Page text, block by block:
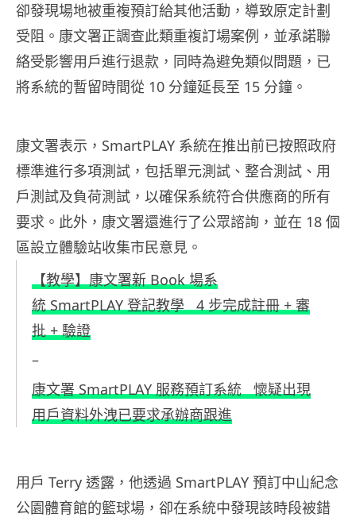
卻發現場地被重複預訂給其他活動，導致原定計劃
受阻。康文署正調查此類重複訂場案例，並承諾聯
絡受影響用戶進行退款，同時為避免類似問題，已
將系統的暫留時間從 10 分鐘延長至 15 分鐘。
康文署表示，SmartPLAY 系統在推出前已按照政府
標準進行多項測試，包括單元測試、整合測試、用
戶測試及負荷測試，以確保系統符合供應商的所有
要求。此外，康文署還進行了公眾諮詢，並在 18 個
區設立體驗站收集市民意見。
【教學】康文署新 Book 場系
統 SmartPLAY 登記教學 4 步完成註冊 + 審
批 + 驗證
–
康文署 SmartPLAY 服務預訂系統 懷疑出現
用戶資料外洩已要求承辦商跟進
用戶 Terry 透露，他透過 SmartPLAY 預訂中山紀念
公園體育館的籃球場，卻在系統中發現該時段被錯